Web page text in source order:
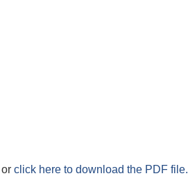
or click here to download the PDF file.